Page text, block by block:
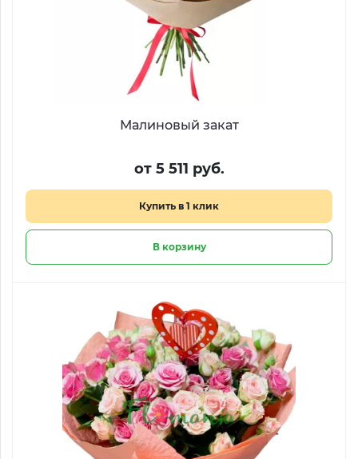
Малиновый закат
от 5 511 руб.
Купить в 1 клик
В корзину